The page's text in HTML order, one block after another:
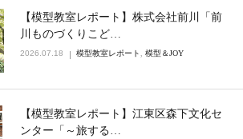
【模型教室レポート】株式会社前川「前
川ものづくりこど…
2026.07.18 模型教室レポート 模型＆JOY
【模型教室レポート】江東区森下文化セ
ンター「～旅する…